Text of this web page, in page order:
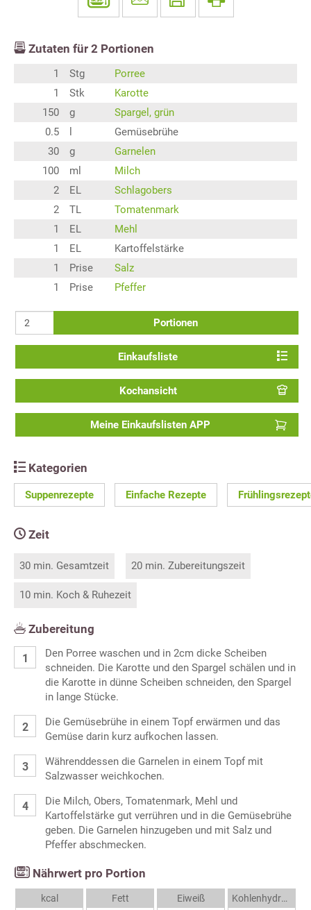
Zutaten für 2 Portionen
1 Stg
Porree
1
Stk
Karotte
150
g
Spargel, grün
0.5
Gemüsebrühe
30
g
Garnelen
100
ml
Milch
2
EL
Schlagobers
2
TL
Tomatenmark
1
EL
Mehl
1
EL
Kartoffelstärke
1
Prise
Salz
1
Prise Pfeffer
Portionen
Einkaufsliste
Kochansicht
Meine Einkaufslisten APP
Kategorien
Suppenrezepte Einfache Rezepte
Zeit
30 min. Gesamtzeit 20 min. Zubereitungszeit
10 min. Koch & Ruhezeit
Zubereitung
Den Porree waschen und in 2cm dicke Scheiben
schneiden. Die Karotte und den Spargel schälen und in
die Karotte in dünne Scheiben schneiden, den Spargel
in lange Stücke.
Die Gemüsebrühe in einem Topf erwärmen und das
Gemüse darin kurz aufkochen lassen.
Währenddessen die Garnelen in einem Topf mit
Salzwasser weichkochen.
Die Milch, Obers, Tomatenmark, Mehl und
Kartoffelstärke gut verrühren und in die Gemüsebrühe
geben. Die Garnelen hinzugeben und mit Salz und
Pfeffer abschmecken.
Nährwert pro Portion
kcal Fett Eiweiß Kohlenhydrate